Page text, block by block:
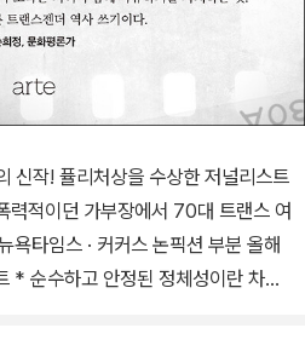
신작! 퓰리처상을 수상한 저널리스트
력적이던 가부장에서 70대 트랜스 여
차별